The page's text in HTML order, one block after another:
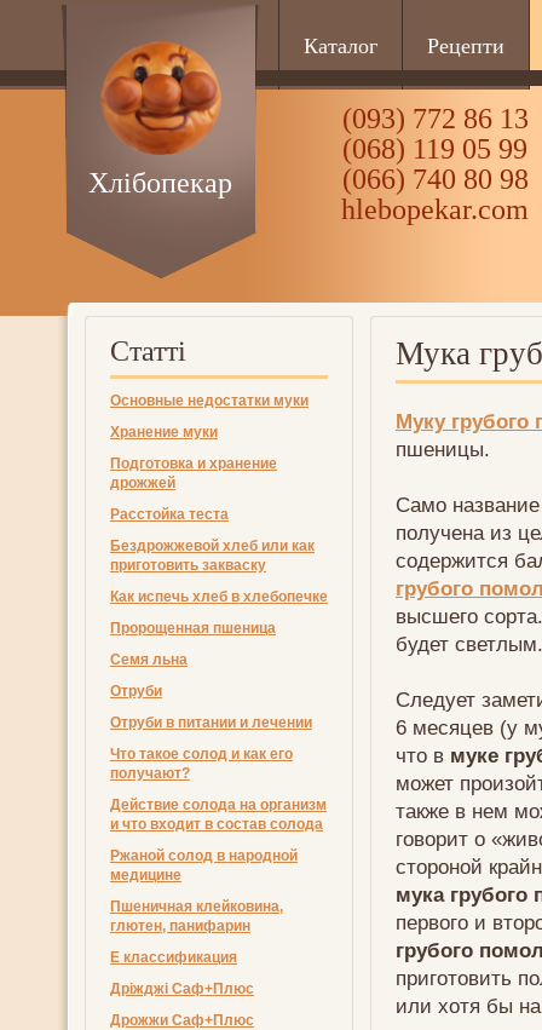
Каталог Рецепти
(093) 772 86 13
(068) 119 05 99
(066) 740 80 98
hlebopekar.com
Хлібопекар
Статті
Основные недостатки муки
Хранение муки
Подготовка и хранение
дрожжей
Расстойка теста
Бездрожжевой хлеб или как
приготовить закваску
Как испечь хлеб в хлебопечке
Пророщенная пшеница
Семя льна
Отруби
Отруби в питании и лечении
Что такое солод и как его
получают?
Действие солода на организм
и что входит в состав солода
Ржаной солод в народной
медицине
Пшеничная клейковина,
глютен, панифарин
Е классификация
Дріжджі Саф+Плюс
Дрожжи Саф+Плюс
Мука
Муку грубого
пшеницы.
Само
получена из
содержится
грубого
высшего
будет светлым.
Следует
6 месяцев (у
что в муке
может
также в нем
говорит о
стороной
мука грубого
первого и
грубого
приготовить
или хотя бы